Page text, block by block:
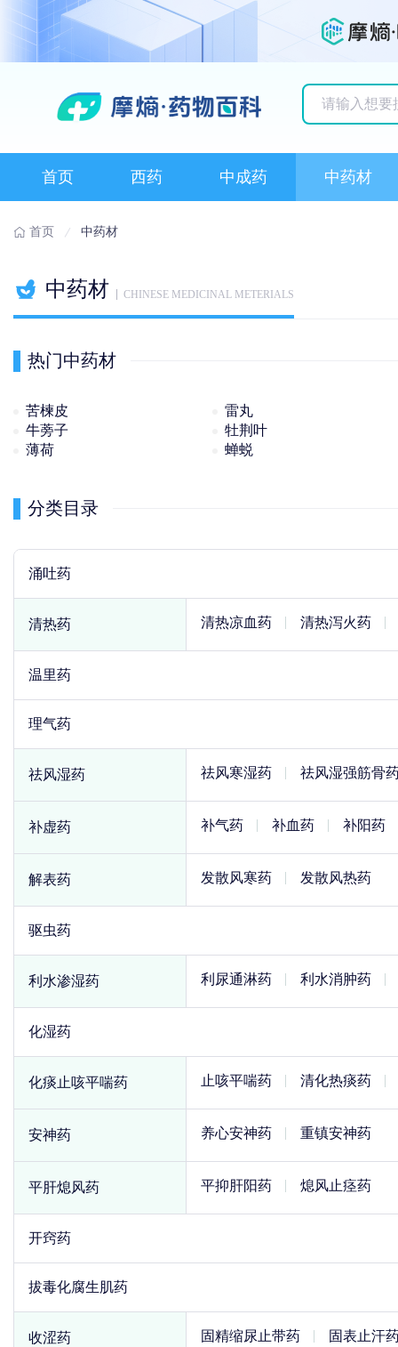
首页 西药 中成药 中药材
首页 中药材
中药材 CHINESE MEDICINAL METERIALS
热门中药材
苦楝皮
雷丸
牛蒡子
牡荆叶
薄荷
蝉蜕
分类目录
涌吐药
清热药 清热凉血药 清热泻火药
温里药
理气药
祛风湿药 祛风寒湿药 祛风湿强筋骨
补虚药 补气药 补血药 补阳药
解表药 发散风寒药 发散风热药
驱虫药
利水渗湿药 利尿通淋药 利水消肿药
化湿药
化痰止咳平喘药 止咳平喘药 清化热痰药
安神药 养心安神药 重镇安神药
平肝熄风药 平抑肝阳药 熄风止痉药
开窍药
拔毒化腐生肌药
收涩药 固精缩尿止带药 固表止汗